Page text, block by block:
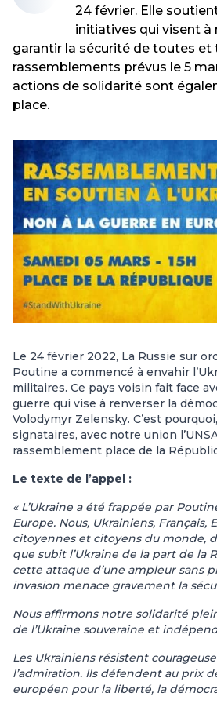
24 février. Elle
initiatives qui visent à
garantir la sécurité de toutes et
rassemblements prévus le 5
actions de solidarité sont
place.
Le 24 février 2022, La Russie sur
Poutine a commencé à envahir
militaires. Ce pays voisin fait face
guerre qui vise à renverser la
Volodymyr Zelensky. C’est
signataires, avec notre union
rassemblement place de la
Le texte de l’appel :
« L’Ukraine a été frappée par
Europe. Nous, Ukrainiens, Français,
citoyennes et citoyens du monde,
que subit l’Ukraine de la part de la
cette attaque d’une ampleur sans
invasion menace gravement la
Nous affirmons notre solidarité
de l’Ukraine souveraine et
Les Ukrainiens résistent
l’admiration. Ils défendent au prix
européen pour la liberté, la